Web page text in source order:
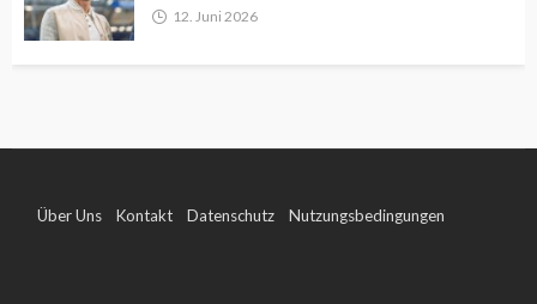
12. Juni 2026
Über Uns Kontakt Datenschutz Nutzungsbedingungen